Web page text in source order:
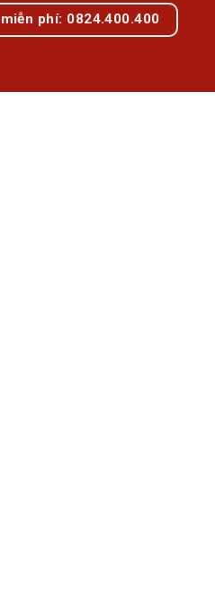
phí: 0824.400.400